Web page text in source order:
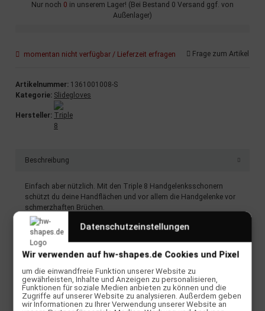
Nur noch 0 in unserem Lager! (Bei Bestand 0 Versand ggf. von
Außenlager)
momentan nicht verfügbar / Lieferzeit erfragen Frage zum Artikel
Artikelnummer: 1361001008-S
Kategorie: Slidegloves
Hersteller:
Beschreibung
Einfach aber nützlich. Mit den Triple 8 Handgelenksschonern
schützt du deine Handflächen und vor allem die Handgelenke vor
schmerzhaften Brüchen.
TECHNISCHE DETAILS
Handgelekschoner
Klettverschluss
Datenschutzeinstellungen
Wir verwenden auf hw-shapes.de Cookies und Pixel
um die einwandfreie Funktion unserer Website zu
gewährleisten, Inhalte und Anzeigen zu personalisieren,
Funktionen für soziale Medien anbieten zu können und die
Zugriffe auf unserer Website zu analysieren. Außerdem geben
wir Informationen zu Ihrer Verwendung unserer Website an